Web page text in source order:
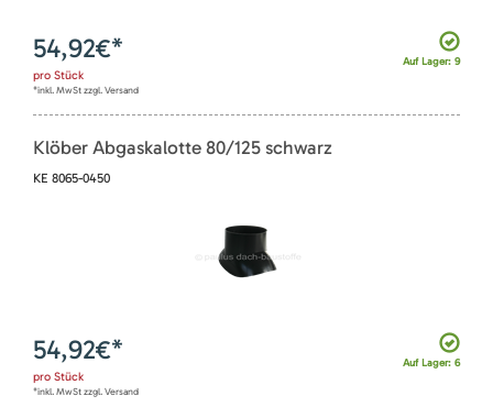
Auf Lager: 9
54,92€*
pro Stück
*inkl. MwSt zzgl. Versand
Klöber Abgaskalotte 80/125 schwarz
KE 8065-0450
Auf Lager: 6
54,92€*
pro Stück
*inkl. MwSt zzgl. Versand